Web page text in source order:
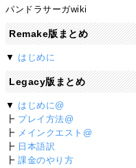
パンドラサーガwiki
Remake版まとめ
▼ はじめに
Legacy版まとめ
▼ はじめに@
┣ プレイ方法@
┣ メインクエスト@
┣ 日本語訳
┣課金のやり方